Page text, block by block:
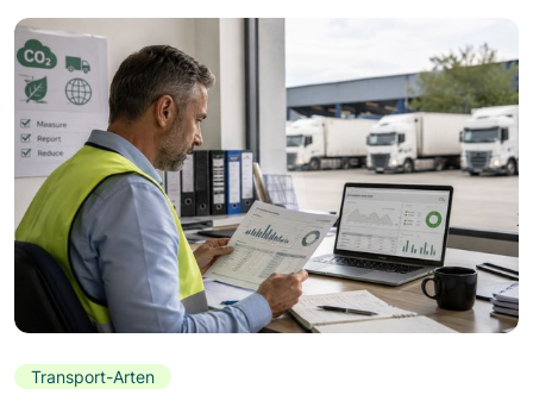
Transport-Arten